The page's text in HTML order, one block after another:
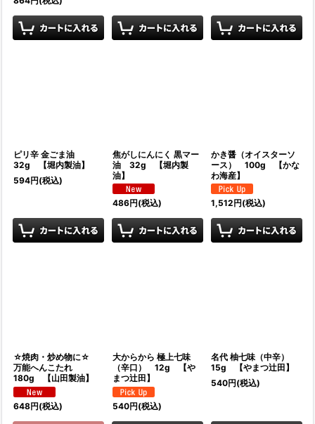
ピリ辛 金ごま油
32g 【堀内製油】
594円(税込)
焦がしにんにく 黒マー
油 32g 【堀内製
油】
486円(税込)
かき醤（オイスターソ
ース） 100g 【かな
わ海産】
1,512円(税込)
☆焼肉・炒め物に☆
万能へんこたれ
180g 【山田製油】
648円(税込)
大からから 極上七味
（辛口） 12g 【や
まつ辻田】
540円(税込)
名代 柚七味（中辛）
15g 【やまつ辻田】
540円(税込)